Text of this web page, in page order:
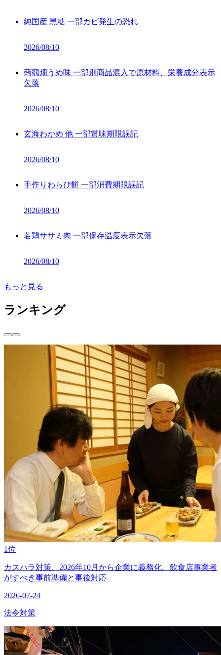
純国産 黒糖 一部カビ発生の恐れ
2026/08/10
蒟蒻畑うめ味 一部別商品混入で原材料、栄養成分表示
欠落
2026/08/10
玄海わかめ 他 一部賞味期限誤記
2026/08/10
手作りわらび餅 一部消費期限誤記
2026/08/10
若鶏ササミ肉 一部保存温度表示欠落
2026/08/10
もっと見る
ランキング
1位
カスハラ対策、2026年10月から企業に義務化。飲食店事業者
がすべき事前準備と事後対応
2026-07-24
法令対策